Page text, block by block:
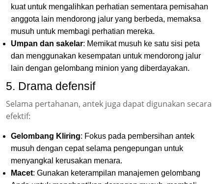
kuat untuk mengalihkan perhatian sementara pemisahan
anggota lain mendorong jalur yang berbeda, memaksa
musuh untuk membagi perhatian mereka.
Umpan dan sakelar: Memikat musuh ke satu sisi peta
dan menggunakan kesempatan untuk mendorong jalur
lain dengan gelombang minion yang diberdayakan.
5. Drama defensif
Selama pertahanan, antek juga dapat digunakan secara
efektif:
Gelombang Kliring: Fokus pada pembersihan antek
musuh dengan cepat selama pengepungan untuk
menyangkal kerusakan menara.
Macet: Gunakan keterampilan manajemen gelombang